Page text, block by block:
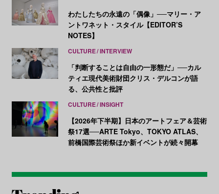
わたしたちの永遠の「偶像」──マリー・ア
ントワネット・スタイル【EDITOR’S
NOTES】
CULTURE INTERVIEW
「判断することは自由の一形態だ」──カル
ティエ現代美術財団クリス・デルコンが語
る、公共性と批評
CULTURE INSIGHT
【2026年下半期】日本のアートフェア＆芸術
祭17選──ARTE Tokyo、TOKYO ATLAS、
前橋国際芸術祭ほか新イベントが続々開幕